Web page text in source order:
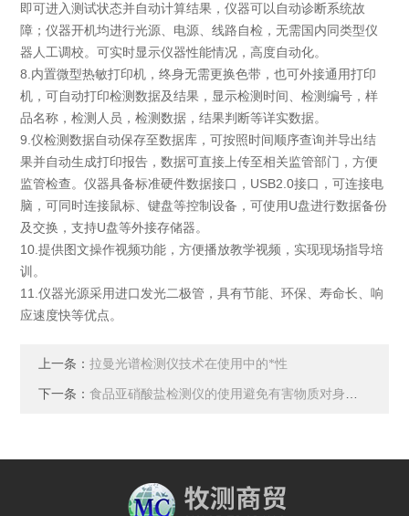
即可进入测试状态并自动计算结果，仪器可以自动诊断系统故
障；仪器开机均进行光源、电源、线路自检，无需国内同类型仪
器人工调校。可实时显示仪器性能情况，高度自动化。
8.内置微型热敏打印机，终身无需更换色带，也可外接通用打印
机，可自动打印检测数据及结果，显示检测时间、检测编号，样
品名称，检测人员，检测数据，结果判断等详实数据。
9.仪检测数据自动保存至数据库，可按照时间顺序查询并导出结
果并自动生成打印报告，数据可直接上传至相关监管部门，方便
监管检查。仪器具备标准硬件数据接口，USB2.0接口，可连接电
脑，可同时连接鼠标、键盘等控制设备，可使用U盘进行数据备份
及交换，支持U盘等外接存储器。
10.提供图文操作视频功能，方便播放教学视频，实现现场指导培
训。
11.仪器光源采用进口发光二极管，具有节能、环保、寿命长、响
应速度快等优点。
上一条：拉曼光谱检测仪技术在使用中的*性
下一条：食品亚硝酸盐检测仪的使用避免有害物质对身体造成危害